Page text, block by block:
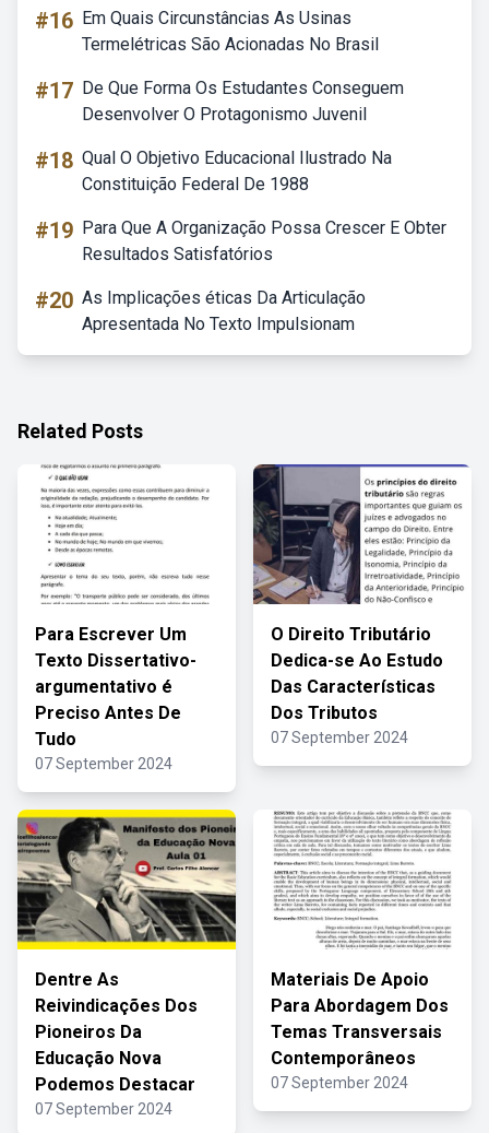
#16 Em Quais Circunstâncias As Usinas
Termelétricas São Acionadas No Brasil
#17 De Que Forma Os Estudantes Conseguem
Desenvolver O Protagonismo Juvenil
#18 Qual O Objetivo Educacional Ilustrado Na
Constituição Federal De 1988
#19 Para Que A Organização Possa Crescer E Obter
Resultados Satisfatórios
#20 As Implicações éticas Da Articulação
Apresentada No Texto Impulsionam
Related Posts
Para Escrever Um
Texto Dissertativo-
argumentativo é
Preciso Antes De
Tudo
07 September 2024
O Direito Tributário
Dedica-se Ao Estudo
Das Características
Dos Tributos
07 September 2024
Dentre As
Reivindicações Dos
Pioneiros Da
Educação Nova
Podemos Destacar
07 September 2024
Materiais De Apoio
Para Abordagem Dos
Temas Transversais
Contemporâneos
07 September 2024